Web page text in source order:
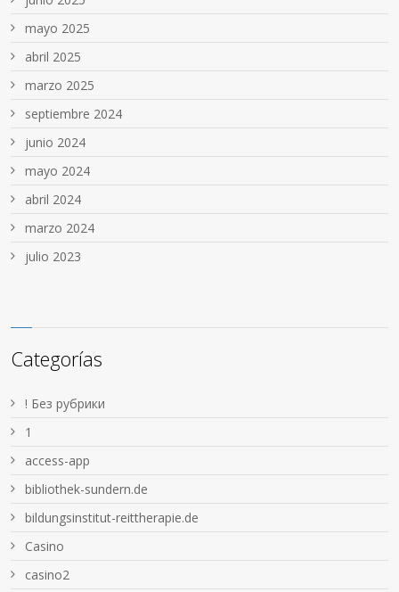
mayo 2025
abril 2025
marzo 2025
septiembre 2024
junio 2024
mayo 2024
abril 2024
marzo 2024
julio 2023
Categorías
! Без рубрики
1
access-app
bibliothek-sundern.de
bildungsinstitut-reittherapie.de
Casino
casino2